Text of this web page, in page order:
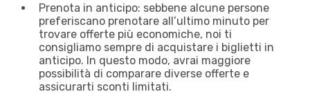
Prenota in anticipo: sebbene alcune persone
preferiscano prenotare all’ultimo minuto per
trovare offerte più economiche, noi ti
consigliamo sempre di acquistare i biglietti in
anticipo. In questo modo, avrai maggiore
possibilità di comparare diverse offerte e
assicurarti sconti limitati.